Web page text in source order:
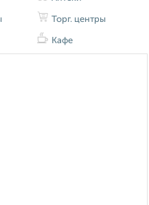
Торг. центры
Кафе